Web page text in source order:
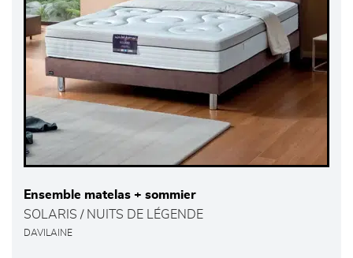
Ensemble matelas + sommier
SOLARIS / NUITS DE LÉGENDE
DAVILAINE